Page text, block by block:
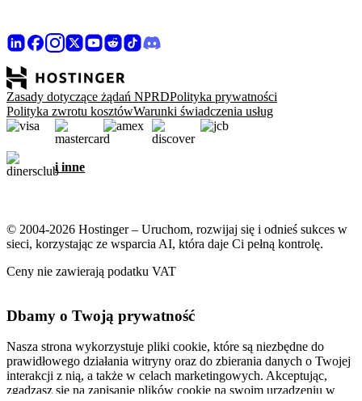
Zasady dotyczące żądań NPRDPolityka prywatności
Polityka zwrotu kosztówWarunki świadczenia usług
i inne
© 2004-2026 Hostinger – Uruchom, rozwijaj się i odnieś sukces w
sieci, korzystając ze wsparcia AI, która daje Ci pełną kontrolę.
Ceny nie zawierają podatku VAT
Dbamy o Twoją prywatność
Nasza strona wykorzystuje pliki cookie, które są niezbędne do
prawidłowego działania witryny oraz do zbierania danych o Twojej
interakcji z nią, a także w celach marketingowych. Akceptując,
zgadzasz się na zapisanie plików cookie na swoim urządzeniu w